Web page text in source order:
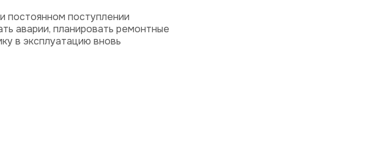
постоянном поступлении
аварии, планировать ремонтные
в эксплуатацию вновь